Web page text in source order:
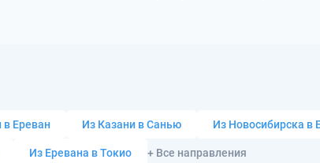
в Ереван Из Казани в Санью Из Новосибирска в
Из Еревана в Токио + Все направления